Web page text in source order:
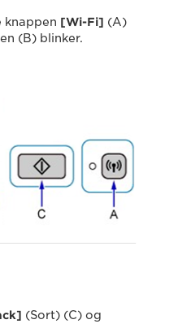
knappen [Wi-Fi] (A)
(B) blinker.
(Sort) (C) og